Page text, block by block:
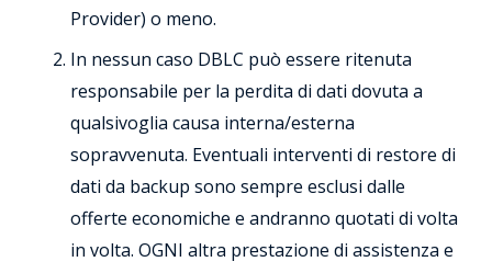
Provider) o meno.
In nessun caso DBLC può essere ritenuta
responsabile per la perdita di dati dovuta a
qualsivoglia causa interna/esterna
sopravvenuta. Eventuali interventi di restore di
dati da backup sono sempre esclusi dalle
offerte economiche e andranno quotati di volta
in volta. OGNI altra prestazione di assistenza e